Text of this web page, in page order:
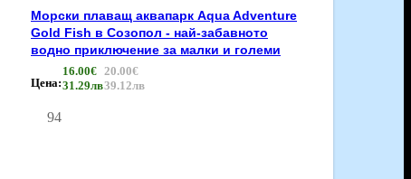
Морски плаващ аквапарк Aqua Adventure
Gold Fish в Созопол - най-забавното
водно приключение за малки и големи
Цена:
16.00€
31.29лв
20.00€
39.12лв
94